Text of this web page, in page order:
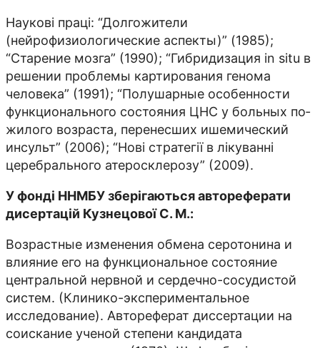
Наукові праці: “Долгожители
(нейрофизиологические аспекты)” (1985);
“Старение мозга” (1990); “Гибридизация in situ в
решении проблемы картирования генома
человека” (1991); “Полушарные особенности
функционального состояния ЦНС у больных по­
жилого возраста, перенесших ишеми­ческий
инсульт” (2006); “Нові стратегії в лікуван­ні
церебрального атеросклерозу” (2009).
У фонді ННМБУ зберігаються автореферати
дисертацій Кузнецової С. М.:
Возрастные изменения обмена серотонина и
влияние его на функциональное состояние
центральной нервной и сердечно-сосудистой
систем. (Клинико-экспериментальное
исследование). Автореферат диссертации на
соискание ученой степени кандидата